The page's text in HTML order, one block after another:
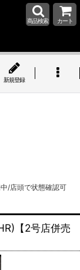
商品検索 カート
新規登録
/店頭で状態確認可
【2号店併売